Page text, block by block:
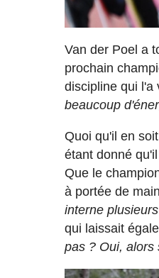
Van der Poel a
prochain
discipline qui l'a
beaucoup
Quoi qu'il en
étant donné
Que le
à portée de
interne
qui laissait
pas ? Oui, alors